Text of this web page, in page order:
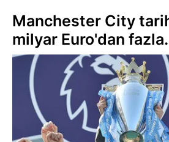
Manchester City
milyar Euro'dan